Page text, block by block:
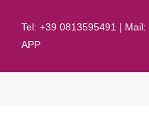
Tel: +39 0813595491 | Mail:
APP